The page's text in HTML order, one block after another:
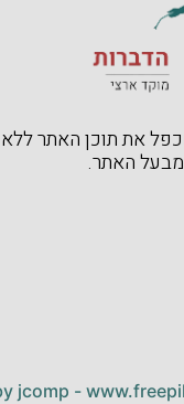
את תוכן האתר ללא
האתר.
jcomp -